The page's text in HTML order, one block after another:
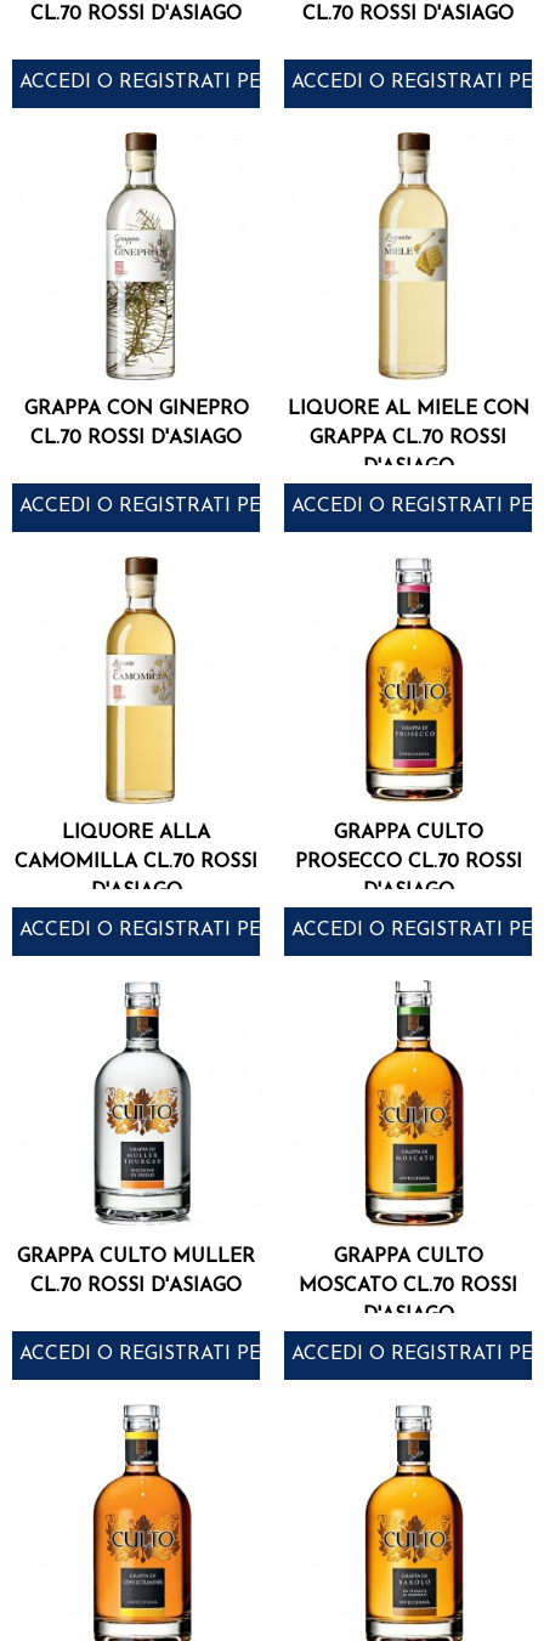
CL.70 ROSSI D'ASIAGO
ACCEDI O REGISTRATI PER ACQUISTARE
CL.70 ROSSI D'ASIAGO
ACCEDI O REGISTRATI
GRAPPA CON GINEPRO
CL.70 ROSSI D'ASIAGO
ACCEDI O REGISTRATI PER ACQUISTARE
LIQUORE AL MIELE CON
GRAPPA CL.70 ROSSI
D'ASIAGO
ACCEDI O REGISTRATI
LIQUORE ALLA
CAMOMILLA CL.70 ROSSI
D'ASIAGO
ACCEDI O REGISTRATI PER ACQUISTARE
GRAPPA CULTO
PROSECCO CL.70 ROSSI
D'ASIAGO
ACCEDI O REGISTRATI
GRAPPA CULTO MULLER
CL.70 ROSSI D'ASIAGO
ACCEDI O REGISTRATI PER ACQUISTARE
GRAPPA CULTO
MOSCATO CL.70 ROSSI
D'ASIAGO
ACCEDI O REGISTRATI